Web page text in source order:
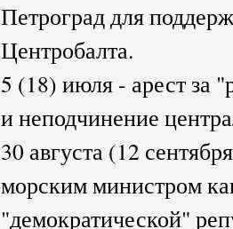
Петроград для
Центробалта.
5 (18) июля - арест за
и неподчинение
30 августа (12
морским министром
"демократической"